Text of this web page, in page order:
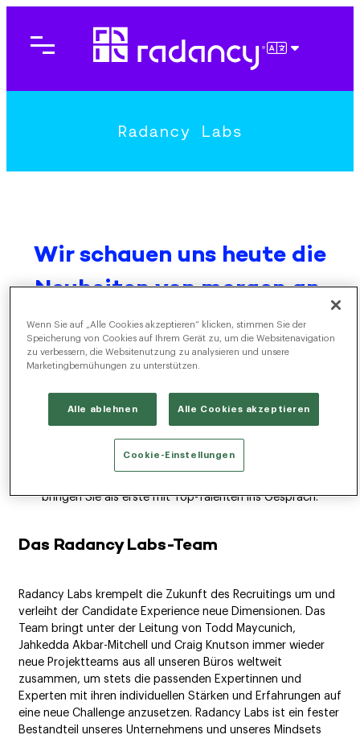
Inhalt
Radancy Labs
Wir schauen uns heute die
Neuheiten von morgen an.
Innovation sorgt für Innovation. Und zukunftsorientiertes
Denken ist bei uns kein Lippenbekenntnis – es ist der
erster Linie Sie als unsere Kundinnen und Kunden, sei es in
Form von exklusiven Webinaren, den Ergebnissen unseres
internen Ideenwettbewerbs oder durch die Vordenkenden
Technologietrends und definieren die Möglichkeiten von
bringen Sie als erste mit Top-Talenten ins Gespräch.
Das Radancy Labs-Team
Radancy Labs krempelt die Zukunft des Recruitings um und
verleiht der Candidate Experience neue Dimensionen. Das
Team bringt unter der Leitung von Todd Maycunich,
Jahkedda Akbar-Mitchell und Craig Knutson immer wieder
neue Projektteams aus all unseren Büros weltweit
zusammen, um stets die passenden Expertinnen und
Experten mit ihren individuellen Stärken und Erfahrungen auf
eine neue Challenge anzusetzen. Radancy Labs ist ein fester
Bestandteil unseres Unternehmens und unseres Mindsets
Wenn Sie auf „Alle Cookies akzeptieren“ klicken, stimmen Sie der
Speicherung von Cookies auf Ihrem Gerät zu, um die Websitenavigation
zu verbessern, die Websitenutzung zu analysieren und unsere
Marketingbemühungen zu unterstützen.
Alle ablehnen Alle Cookies akzeptieren
Cookie-Einstellungen